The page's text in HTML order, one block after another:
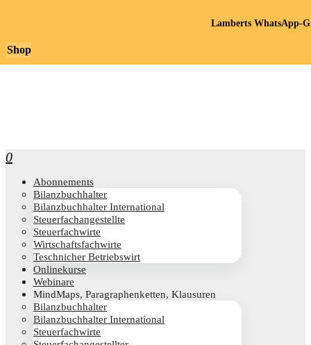
0
Abon­ne­ments
Bilanz­buch­hal­ter
Bilanz­buch­hal­ter International
Steu­er­fach­an­ge­stell­te
Steu­er­fach­wir­te
Wirt­schafts­fach­wir­te
Teschni­cher Betriebswirt
Online­kur­se
Web­i­na­re
Mind­Maps, Para­gra­phen­ket­ten, Klausuren
Bilanz­buch­hal­ter
Bilanz­buch­hal­ter International
Steu­er­fach­wir­te
Shop
Lamberts WhatsApp-